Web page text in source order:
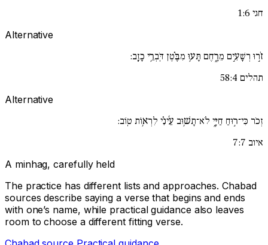
חגי 1:6
Alternative
זֹ֣רוּ רְשָׁעִ֣ים מֵרָ֑חֶם תָּע֥וּ מִבֶּ֗טֶן דֹּֽבְרֵ֥י כָזָֽב:
תהלים 58:4
Alternative
זְכֹר כִּי־ר֣וּחַ חַיָּ֑י לֹא־תָשׁ֥וּב עֵ֜ינִ֗י לִרְא֥וֹת טֽוֹב:
איוב 7:7
A minhag, carefully held
The practice has different lists and approaches. Chabad
sources describe saying a verse that begins and ends
with one’s name, while practical guidance also leaves
room to choose a different fitting verse.